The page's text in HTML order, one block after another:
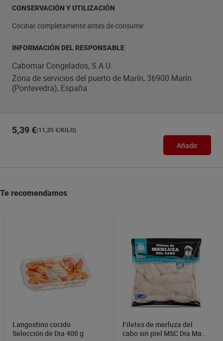
CONSERVACIÓN Y UTILIZACIÓN
Cocinar completamente antes de consumir.
INFORMACIÓN DEL RESPONSABLE
Cabomar Congelados, S.A.U.
Zona de servicios del puerto de Marín, 36900 Marín
(Pontevedra), España.
5,39 €(11,35 €/KILO)
Añadir
Te recomendamos
Langostino cocido
Selección de Dia 400 g
Filetes de merluza del
cabo sin piel MSC Dia Mari